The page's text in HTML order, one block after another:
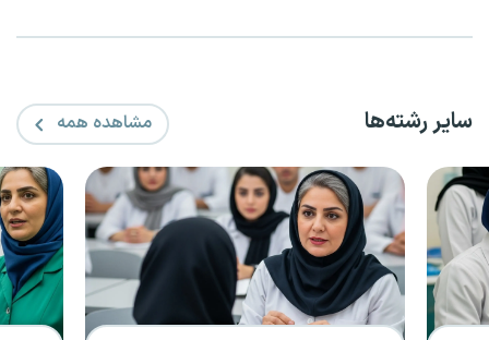
سایر رشته‌ها مشاهده همه